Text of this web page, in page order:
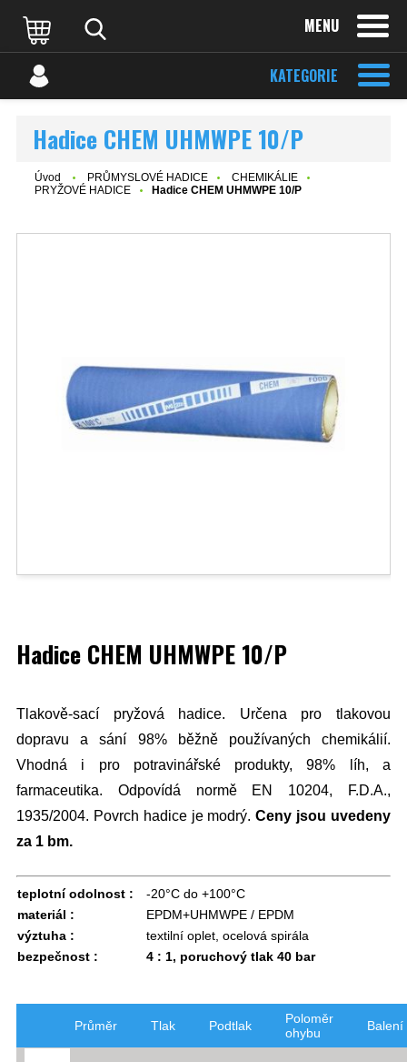
MENU
KATEGORIE
Hadice CHEM UHMWPE 10/P
Úvod PRŮMYSLOVÉ HADICE
CHEMIKÁLIE
PRYŽOVÉ HADICE
Hadice CHEM UHMWPE 10/P
Hadice CHEM UHMWPE 10/P
Tlakově-sací pryžová hadice. Určena pro tlakovou
dopravu a sání 98% běžně používaných chemikálií.
Vhodná i pro potravinářské produkty, 98% líh, a
farmaceutika. Odpovídá normě EN 10204, F.D.A.,
1935/2004. Povrch hadice je modrý.Ceny jsou uvedeny
za 1 bm.
teplotní odolnost :
-20°C do +100°C
materiál :
EPDM+UHMWPE / EPDM
výztuha :
textilní oplet, ocelová spirála
bezpečnost :
4 : 1, poruchový tlak 40 bar
Průměr Tlak Podtlak
Poloměr
ohybu
Balení